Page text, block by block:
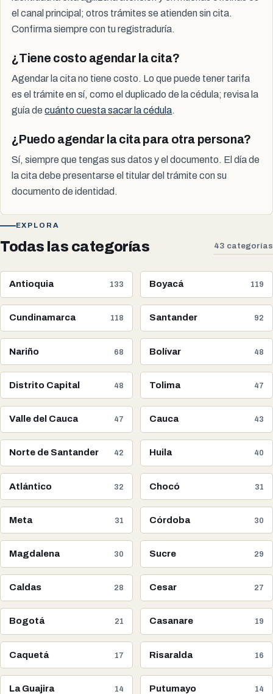
el canal principal; otros trámites se atienden sin cita.
Confirma siempre con tu registraduría.
¿Tiene costo agendar la cita?
Agendar la cita no tiene costo. Lo que puede tener tarifa
es el trámite en sí, como el duplicado de la cédula; revisa la
guía decuánto cuesta sacar la cédula.
¿Puedo agendar la cita para otra persona?
Sí, siempre que tengas sus datos y el documento. El día de
la cita debe presentarse el titular del trámite con su
documento de identidad.
EXPLORA
Todas las categorías 43 categorías
Antioquia 133 Boyacá 119
Cundinamarca 118 Santander 92
Nariño 68 Bolívar 48
Distrito Capital 48 Tolima 47
Valle del Cauca 47 Cauca 43
Norte de Santander 42 Huila 40
Atlántico 32 Chocó 31
Meta 31 Córdoba 30
Magdalena 30 Sucre 29
Caldas 28 Cesar 27
Bogotá 21 Casanare 19
Caquetá 17 Risaralda 16
La Guajira 14 Putumayo 14